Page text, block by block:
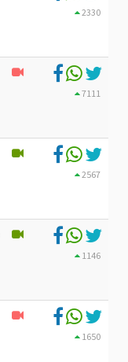
2330
7111
2567
1146
1650